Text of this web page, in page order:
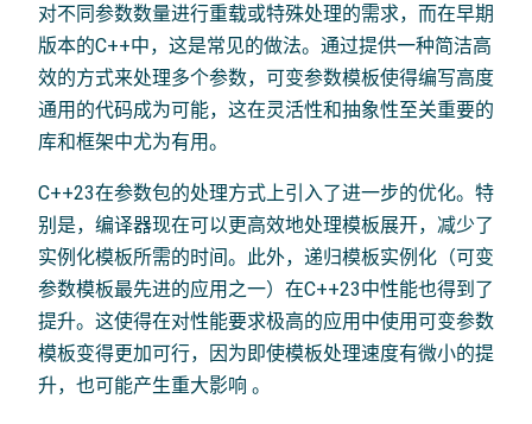
对不同参数数量进行重载或特殊处理的需求，而在早期
版本的C++中，这是常见的做法。通过提供一种简洁高
效的方式来处理多个参数，可变参数模板使得编写高度
通用的代码成为可能，这在灵活性和抽象性至关重要的
库和框架中尤为有用。
C++23在参数包的处理方式上引入了进一步的优化。特
别是，编译器现在可以更高效地处理模板展开，减少了
实例化模板所需的时间。此外，递归模板实例化（可变
参数模板最先进的应用之一）在C++23中性能也得到了
提升。这使得在对性能要求极高的应用中使用可变参数
模板变得更加可行，因为即使模板处理速度有微小的提
升，也可能产生重大影响 。